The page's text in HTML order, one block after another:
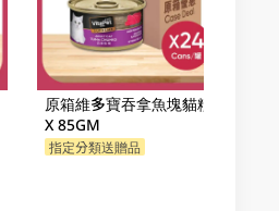
原箱維多寶吞拿魚塊貓糧 24
X 85GM
指定分類送贈品